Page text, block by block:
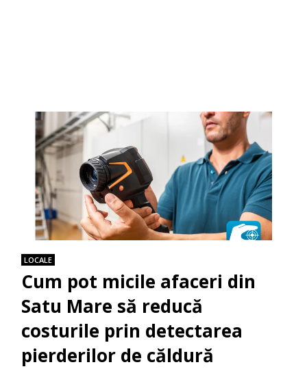
LOCALE
Cum pot micile afaceri din
Satu Mare să reducă
costurile prin detectarea
pierderilor de căldură